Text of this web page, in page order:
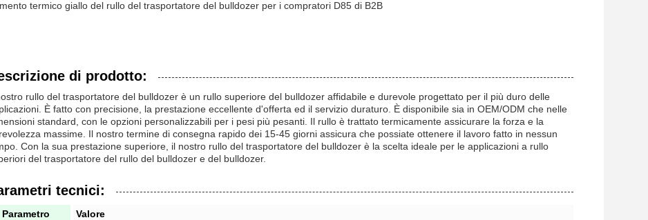
termico giallo del rullo del trasportatore del bulldozer per i compratori D85 di B2B
di prodotto:
rullo del trasportatore del bulldozer è un rullo superiore del bulldozer affidabile e durevole progettato per il più duro delle
È fatto con precisione, la prestazione eccellente d'offerta ed il servizio duraturo. È disponibile sia in OEM/ODM che nelle
standard, con le opzioni personalizzabili per i pesi più pesanti. Il rullo è trattato termicamente assicurare la forza e la
massime. Il nostro termine di consegna rapido dei 15-45 giorni assicura che possiate ottenere il lavoro fatto in nessun
Con la sua prestazione superiore, il nostro rullo del trasportatore del bulldozer è la scelta ideale per le applicazioni a rullo
del trasportatore del rullo del bulldozer e del bulldozer.
tecnici:
Parametro
Valore